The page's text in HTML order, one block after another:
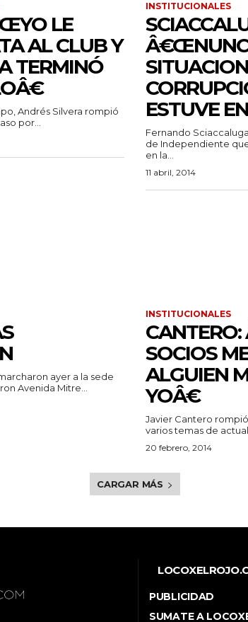
LE
AL CLUB Y
TERMINÓ
Andrés Silvera rompió
por...
INSTITUCIONALES
ESTUVE
Fernando
de Independiente
en la...
11 abril, 2014
ayer a la sede
Avenida Mitre...
INSTITUCIONALES
SOCIOS
ALGUIEN
YOÂ€
Javier Cantero
varios temas de
20 febrero, 2014
CARGAR MÁS
PUBLICIDAD
SUMATE A